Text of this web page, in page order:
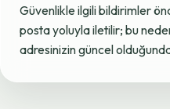
Güvenlikle ilgili bildirimler
posta yoluyla iletilir; bu
adresinizin güncel